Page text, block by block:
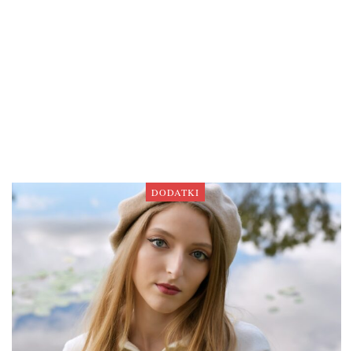
DODATKI